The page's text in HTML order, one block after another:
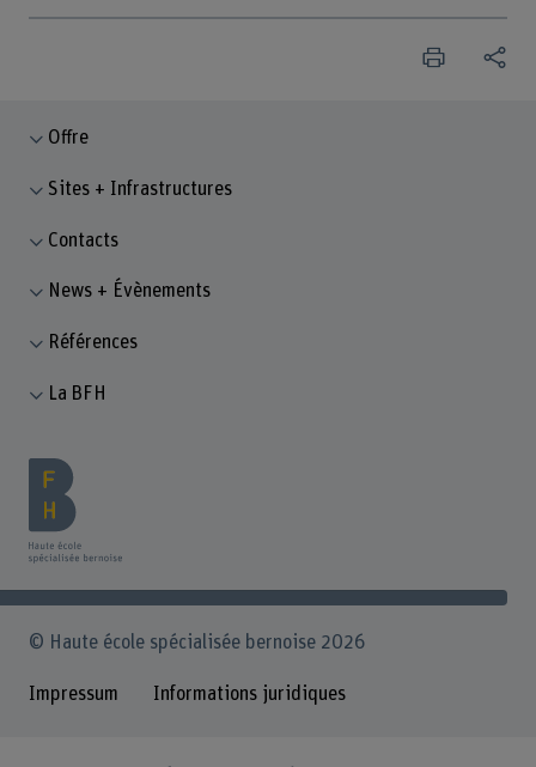
Offre
Sites + Infrastructures
Contacts
News + Évènements
Références
La BFH
© Haute école spécialisée bernoise 2026
Impressum Informations juridiques